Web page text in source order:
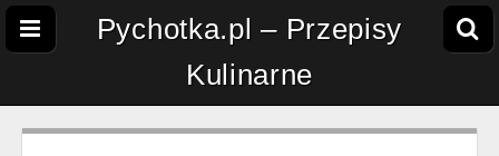
Pychotka.pl – Przepisy
Kulinarne